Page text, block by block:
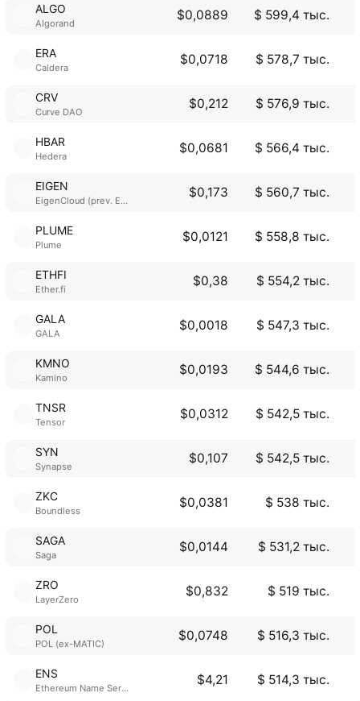
ALGO
Algorand
$0,0889 $ 599,4 тыс.
ERA
Caldera
$0,0718 $ 578,7 тыс.
CRV
Curve DAO
$0,212 $ 576,9 тыс.
HBAR
Hedera
$0,0681 $ 566,4 тыс.
EIGEN
EigenCloud (prev. EigenLayer)
$0,173 $ 560,7 тыс.
PLUME
Plume
$0,0121 $ 558,8 тыс.
ETHFI
Ether.fi
$0,38 $ 554,2 тыс.
GALA
GALA
$0,0018 $ 547,3 тыс.
KMNO
Kamino
$0,0193 $ 544,6 тыс.
TNSR
Tensor
$0,0312 $ 542,5 тыс.
SYN
Synapse
$0,107 $ 542,5 тыс.
ZKC
Boundless
$0,0381 $ 538 тыс.
SAGA
Saga
$0,0144 $ 531,2 тыс.
ZRO
LayerZero
$0,832 $ 519 тыс.
POL
POL (ex-MATIC)
$0,0748 $ 516,3 тыс.
ENS
Ethereum Name Service
$4,21 $ 514,3 тыс.